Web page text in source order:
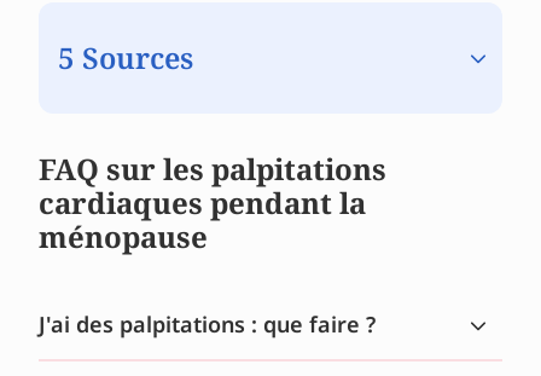
5 Sources
FAQ sur les palpitations
cardiaques pendant la
ménopause
J'ai des palpitations : que faire ?